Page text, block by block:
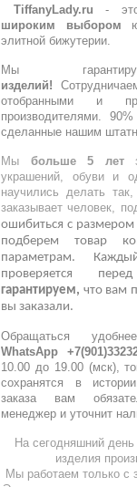
TiffanyLady.ru - э
широким выбором
элитной бижутерии.
Мы
изделий!
отобранными и
производителями.
сделанные нашим
Мы больше 5 лет
украшений, обуви и
научились делать
заказывает человек,
ошибиться с
подберем товар
параметрам.
проверяется
гарантируем, что вам
вы заказали.
Обращаться удобнее
WhatsApp
10.00 до 19.00 (мск),
сохранятся в
заказа вам
менеджер и уточнит
На сегодняшний
изделия
Мы работаем только с